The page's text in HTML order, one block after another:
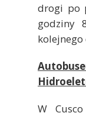
drogi po
godziny
kolejnego
W